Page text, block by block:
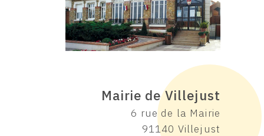
Mairie de Villejust
6 rue de la Mairie
91140 Villejust